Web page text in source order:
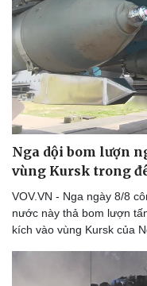
Nga dội bom lượn
vùng Kursk trong
VOV.VN - Nga ngày 8/8
nước này thả bom lượn
kích vào vùng Kursk của